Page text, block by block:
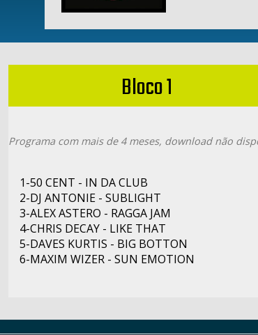
Bloco 1
Programa com mais de 4 meses, download não
1-50 CENT - IN DA CLUB
2-DJ ANTONIE - SUBLIGHT
3-ALEX ASTERO - RAGGA JAM
4-CHRIS DECAY - LIKE THAT
5-DAVES KURTIS - BIG BOTTON
6-MAXIM WIZER - SUN EMOTION